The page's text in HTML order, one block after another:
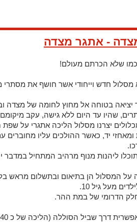
- אתגר מצדה
כמו שלא הכרתם מעולם!
חדש וייחודי אשר חושף את
בטוחה אל מחוץ לחומה של מצדה
שהיו עד היום ללא גישה, עקב
יצרנו מסלול הליכה אתגרי על
ומאחזי יד, כאשר ההולכים עליו
ליהנות מנוף מרהיב המתחיל במדבר
על המסלול הן בתיאום ובתשלום מראש
מעל גיל 10.
הדרומי של במת ההר.